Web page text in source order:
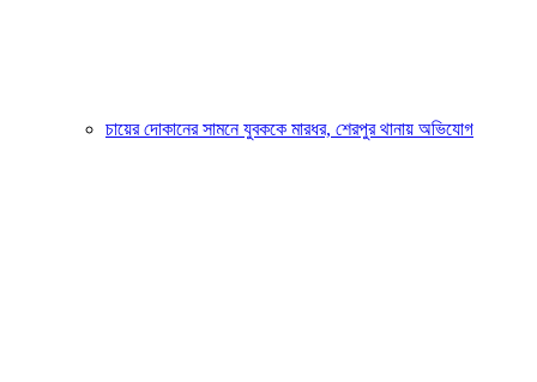
চায়ের দোকানের সামনে যুবককে মারধর, শেরপুর থানায় অভিযোগ